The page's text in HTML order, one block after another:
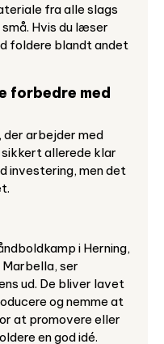
fra alle slags
Hvis du læser
foldere blandt andet
forbedre med
der arbejder med
allerede klar
investering, men det
i Herning,
ser
ud. De bliver lavet
og nemme at
at promovere eller
en god idé.